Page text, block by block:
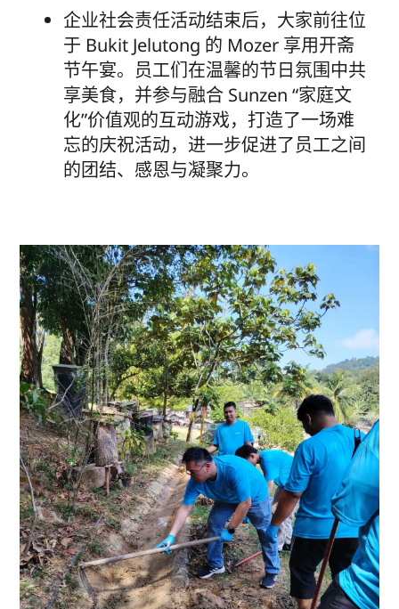
企业社会责任活动结束后，大家前往位
于 Bukit Jelutong 的 Mozer 享用开斋
节午宴。员工们在温馨的节日氛围中共
享美食，并参与融合 Sunzen “家庭文
化”价值观的互动游戏，打造了一场难
忘的庆祝活动，进一步促进了员工之间
的团结、感恩与凝聚力。